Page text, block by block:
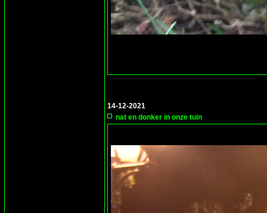
14-12-2021
nat en donker in onze tuin